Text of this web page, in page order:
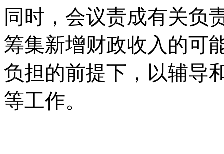
同时，会议责成有关负
筹集新增财政收入的可
负担的前提下，以辅导
等工作。